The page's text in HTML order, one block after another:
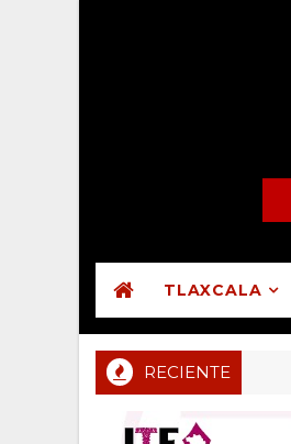
TLAXCALA
RECIENTE